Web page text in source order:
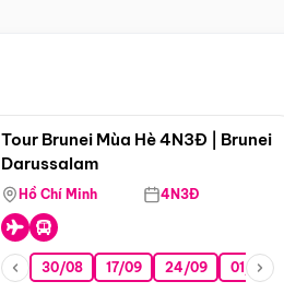
Tour Brunei Mùa Hè 4N3Đ | Brunei
Darussalam
Hồ Chí Minh 4N3Đ
30/08 17/09 24/09 01/10